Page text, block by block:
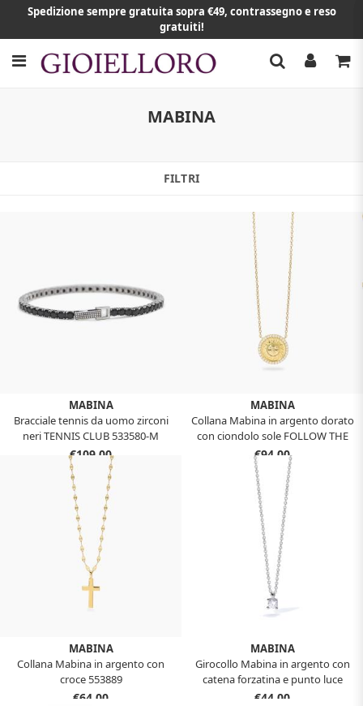
Spedizione sempre gratuita sopra €49, contrassegno e reso
gratuiti!
MABINA
FILTRI
MABINA
Bracciale tennis da uomo zirconi
neri TENNIS CLUB 533580-M
€109,00
MABINA
Collana Mabina in argento dorato
con ciondolo sole FOLLOW THE
SUN 553901
€94,00
MABINA
Collana Mabina in argento con
croce 553889
€64,00
MABINA
Girocollo Mabina in argento con
catena forzatina e punto luce
553549
€44,00